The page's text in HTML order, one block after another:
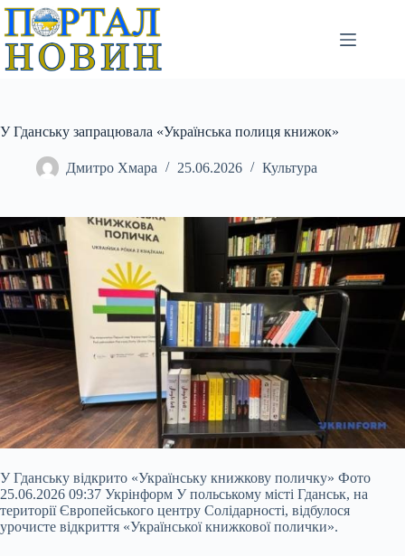
Перейти
вмісту
У Гданську запрацювала «Українська полиця книжок»
Дмитро Хмара 25.06.2026 Культура
У Гданську відкрито «Українську книжкову поличку» Фото
25.06.2026 09:37 Укрінформ У польському місті Гданськ, на
території Європейського центру Солідарності, відбулося
урочисте відкриття «Української книжкової полички».